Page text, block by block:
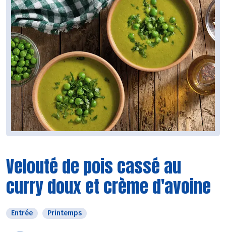
Velouté de pois cassé au
curry doux et crème d'avoine
Entrée Printemps